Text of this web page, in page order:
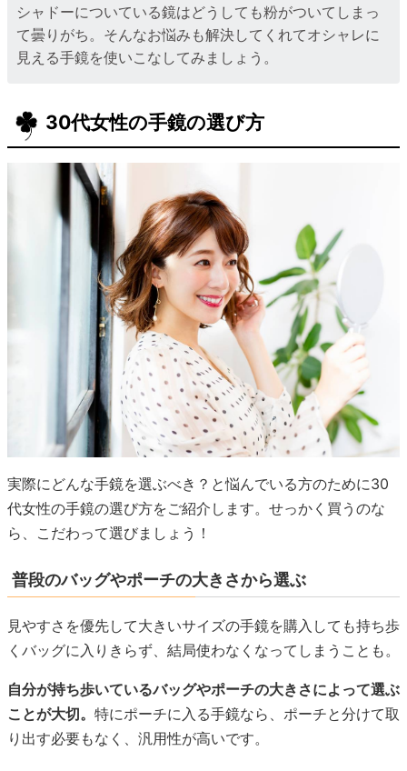
シャドーについている鏡はどうしても粉がついてしまっ
て曇りがち。そんなお悩みも解決してくれてオシャレに
見える手鏡を使いこなしてみましょう。
30代女性の手鏡の選び方
実際にどんな手鏡を選ぶべき？と悩んでいる方のために30
代女性の手鏡の選び方をご紹介します。せっかく買うのな
ら、こだわって選びましょう！
普段のバッグやポーチの大きさから選ぶ
見やすさを優先して大きいサイズの手鏡を購入しても持ち歩
くバッグに入りきらず、結局使わなくなってしまうことも。
自分が持ち歩いているバッグやポーチの大きさによって選ぶ
ことが大切。 特にポーチに入る手鏡なら、ポーチと分けて取
り出す必要もなく、汎用性が高いです。